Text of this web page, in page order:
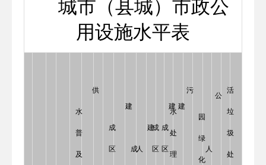
用设施水平表
供
水
普
及
建
成
区 人
建
成
建
成
区
建
成
区
污
水
处
理
人
公
园
绿
化
活
垃
圾
处